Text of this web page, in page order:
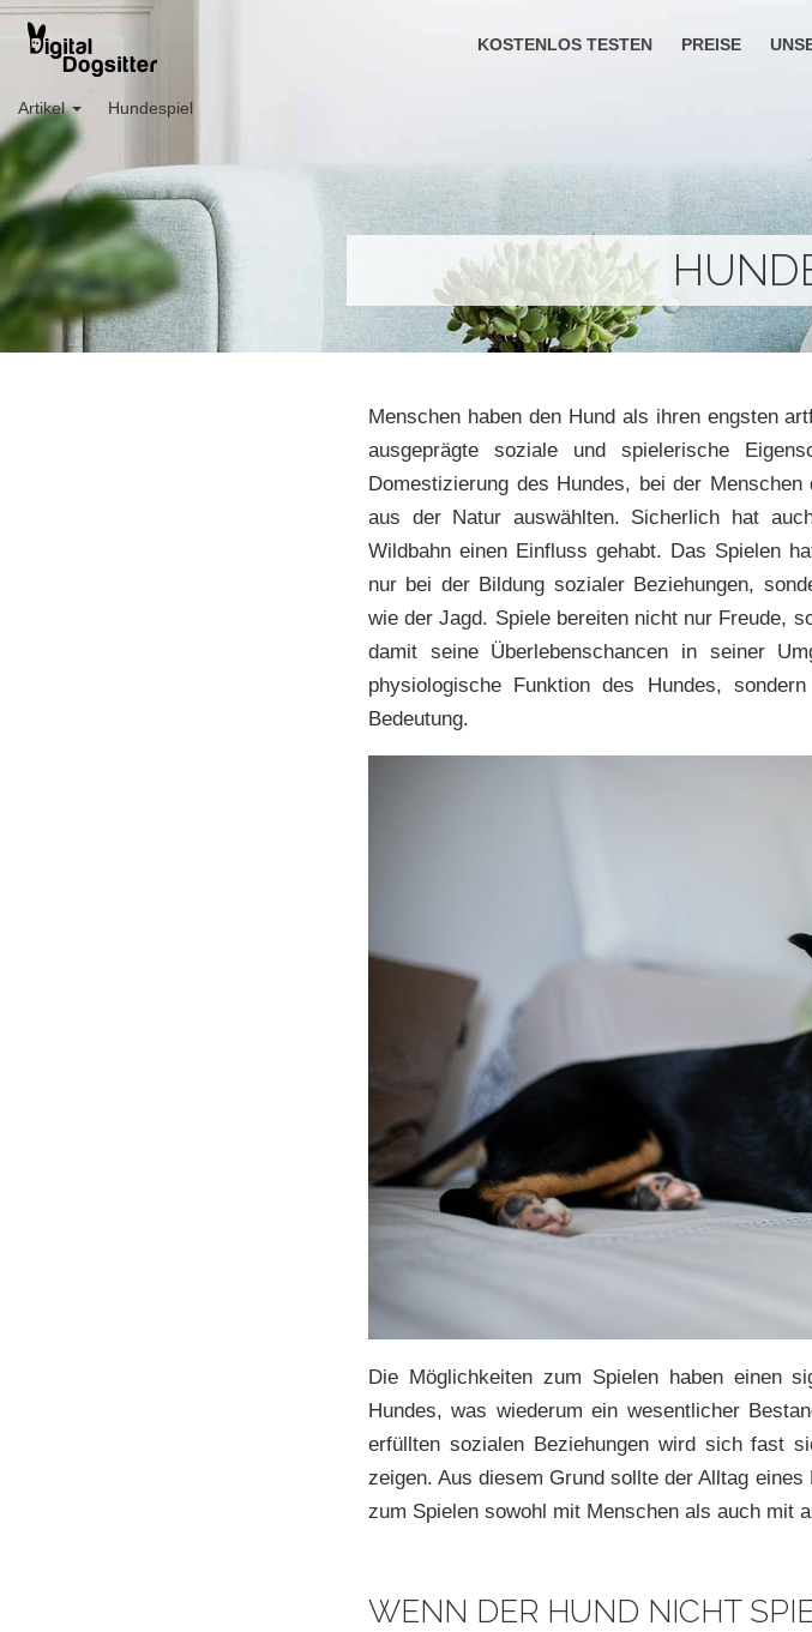
KOSTENLOS TESTEN PREISE
Artikel Hundespiel
Menschen haben den Hund als ihren engsten
ausgeprägte soziale und spielerische
Domestizierung des Hundes, bei der
aus der Natur auswählten. Sicherlich hat
Wildbahn einen Einfluss gehabt. Das Spielen
nur bei der Bildung sozialer Beziehungen,
wie der Jagd. Spiele bereiten nicht nur Freude,
damit seine Überlebenschancen in seiner
physiologische Funktion des Hundes,
Bedeutung.
Die Möglichkeiten zum Spielen haben einen
Hundes, was wiederum ein wesentlicher
erfüllten sozialen Beziehungen wird sich fast
zeigen. Aus diesem Grund sollte der Alltag
zum Spielen sowohl mit Menschen als auch mit
WENN DER HUND NICHT